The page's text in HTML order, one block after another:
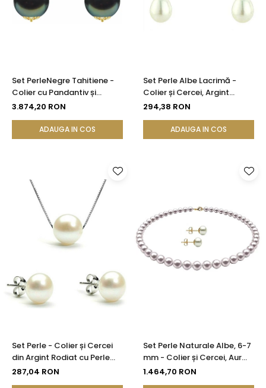
Seturi Perle cu Argint
Brățări cu Perle
Set PerleNegre Tahitiene -
Colier cu Pandantiv și
Cercei, Aur Galben 14K, Perle
AAA | KASKADDA®
3.874,20 RON
ADAUGA IN COS
Set Perle Albe Lacrimă -
Colier și Cercei, Argint
Rodiat 925, Perle Naturale
294,38 RON
ADAUGA IN COS
Set Perle - Colier și Cercei
din Argint Rodiat cu Perle
Albe Premium 10 mm |
287,04 RON
Set Perle Naturale Albe, 6-7
mm - Colier și Cercei, Aur
Galben 14K | KASKADDA®
1.464,70 RON